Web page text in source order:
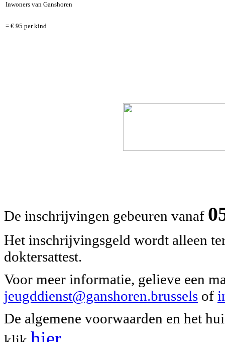
Inwoners van Ganshoren
= € 95 per kind
De inschrijvingen gebeuren vanaf
Het inschrijvingsgeld wordt alleen
doktersattest.
Voor meer informatie, gelieve een
jeugddienst@ganshoren.brussels of
De algemene voorwaarden en het